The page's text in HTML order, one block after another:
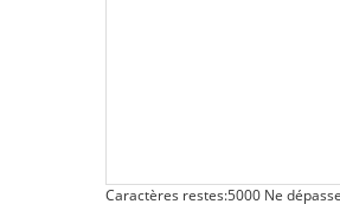
Caractères restes:5000 Ne